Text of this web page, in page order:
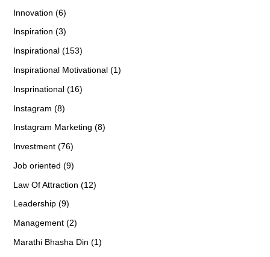
Innovation (6)
Inspiration (3)
Inspirational (153)
Inspirational Motivational (1)
Insprinational (16)
Instagram (8)
Instagram Marketing (8)
Investment (76)
Job oriented (9)
Law Of Attraction (12)
Leadership (9)
Management (2)
Marathi Bhasha Din (1)